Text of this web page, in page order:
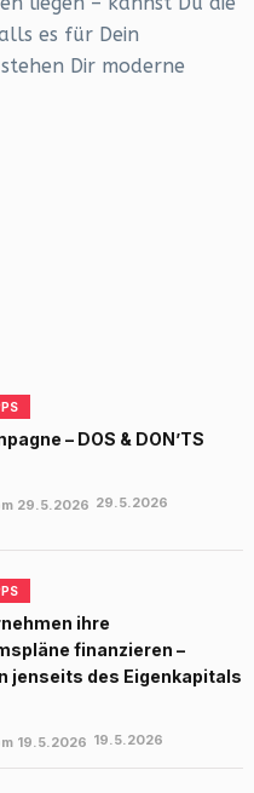
es für Dein
Dir moderne
– DOS & DON’TS
29.5.2026
ihre
finanzieren –
jenseits des Eigenkapitals
19.5.2026